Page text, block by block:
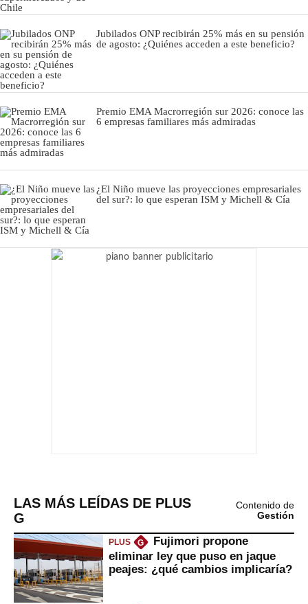
Jubilados ONP recibirán 25% más en su pensión
de agosto: ¿Quiénes acceden a este beneficio?
Premio EMA Macrorregión sur 2026: conoce las
6 empresas familiares más admiradas
¿El Niño mueve las proyecciones empresariales
del sur?: lo que esperan ISM y Michell & Cía
LAS MÁS LEÍDAS DE PLUS
G
Contenido de
Gestión
PLUS G
Fujimori propone
eliminar ley que puso en jaque
peajes: ¿qué cambios implicaría?